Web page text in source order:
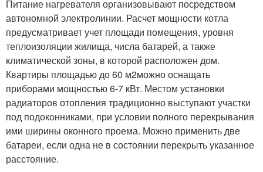
Питание нагревателя организовывают посредством
автономной электролинии. Расчет мощности котла
предусматривает учет площади помещения, уровня
теплоизоляции жилища, числа батарей, а также
климатической зоны, в которой расположен дом.
Квартиры площадью до 60 м2можно оснащать
приборами мощностью 6-7 кВт. Местом установки
радиаторов отопления традиционно выступают участки
под подоконниками, при условии полного перекрывания
ими ширины оконного проема. Можно применить две
батареи, если одна не в состоянии перекрыть указанное
расстояние.